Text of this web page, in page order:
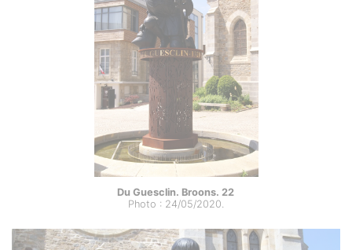
Du Guesclin. Broons. 22
Photo : 24/05/2020.